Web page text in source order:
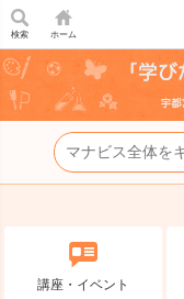
講座・イベント